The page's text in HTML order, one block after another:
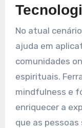
No atual
ajuda em
comunidades
espirituais.
mindfulness e
enriquecer a
que as